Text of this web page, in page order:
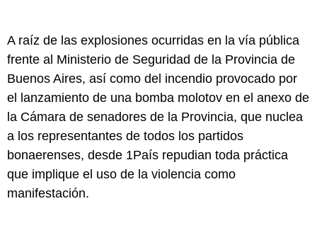
A raíz de las explosiones ocurridas en la vía pública
frente al Ministerio de Seguridad de la Provincia de
Buenos Aires, así como del incendio provocado por
el lanzamiento de una bomba molotov en el anexo de
la Cámara de senadores de la Provincia, que nuclea
a los representantes de todos los partidos
bonaerenses, desde 1País repudian toda práctica
que implique el uso de la violencia como
manifestación.